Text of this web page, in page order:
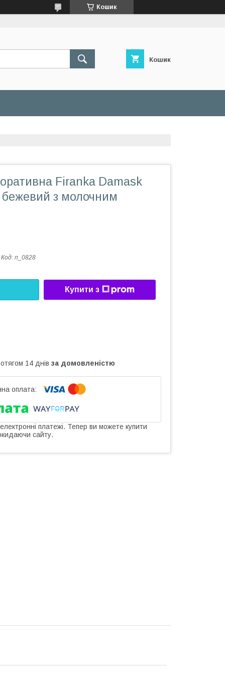
Кошик
Кошик
Firanka Damask
з молочним
Код: п_0828
Купити з
14 днів за домовленістю
платежі. Тепер ви можете купити
сайту.